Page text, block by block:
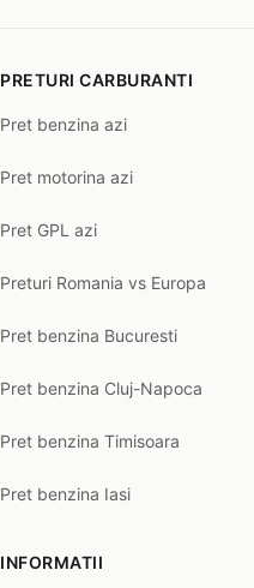
PRETURI CARBURANTI
Pret benzina azi
Pret motorina azi
Pret GPL azi
Preturi Romania vs Europa
Pret benzina Bucuresti
Pret benzina Cluj-Napoca
Pret benzina Timisoara
Pret benzina Iasi
INFORMATII